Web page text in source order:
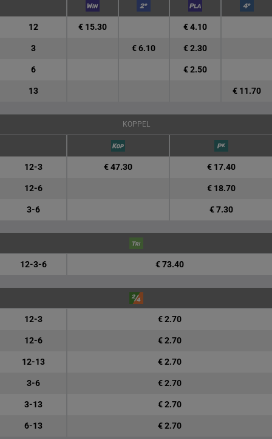
12 € 15.30 € 4.10
3 € 6.10 € 2.30
6 € 2.50
13 € 11.70
KOPPEL
12-3 € 47.30 € 17.40
12-6 € 18.70
3-6 € 7.30
12-3-6 € 73.40
12-3 € 2.70
12-6 € 2.70
12-13 € 2.70
3-6 € 2.70
3-13 € 2.70
6-13 € 2.70